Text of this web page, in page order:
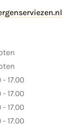
- 17.00
- 17.00
- 17.00
- 17.00